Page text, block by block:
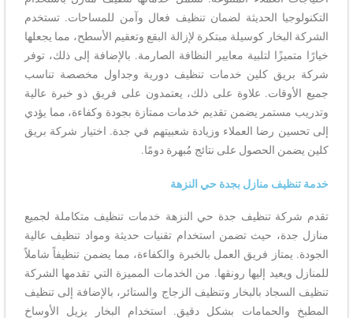
التكنولوجيا الحديثة لضمان تنظيف فعال وآمن للمساحات. تستخدم
الشركة البخار كوسيلة مبتكرة لإزالة البقع وتعقيم الأسطح، مما يجعلها
خيارًا متميزًا لتلبية معايير النظافة الصارمة. بالإضافة إلى ذلك، توفر
شركة بريق كلين خدمات تنظيف دورية وجداول مخصصة تناسب
جميع الأوقات. علاوة على ذلك، يعتمدون على فريق ذو خبرة عالية
وتدريب مستمر يضمن تقديم خدمات ممتازة بجودة وكفاءة، مما يؤدي
إلى تحسين رضا العملاء وزيادة شعبيتهم في جدة. اختيار شركة بريق
كلين يضمن الحصول على نتائج مُبهرة دومًا.
خدمة تنظيف منازل بجدة حي النزهة
تقدم شركة تنظيف جدة حي النزهة خدمات تنظيف متكاملة لجميع
منازل جدة، حيث تضمن استخدام تقنيات حديثة ومواد تنظيف عالية
الجودة. يمتاز فريق العمل بالخبرة والكفاءة، مما يضمن تنظيفاً شاملاً
للمنازل ويعيد إليها رونقها. من الخدمات المميزة التي تقدمها الشركة
تنظيف السجاد بالبخار وتنظيف الزجاج والستائر، بالإضافة إلى تنظيف
المطبخ والحمامات بشكل دقيق. استخدام البخار يزيل الأوساخ